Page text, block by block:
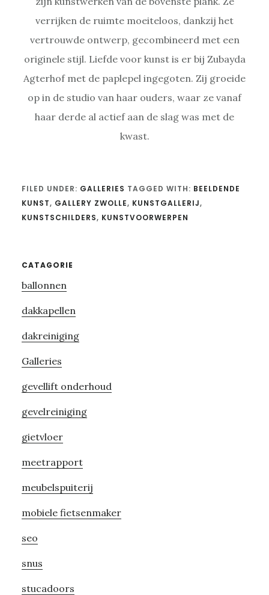
verrijken de ruimte moeiteloos, dankzij het
vertrouwde ontwerp, gecombineerd met een
originele stijl. Liefde voor kunst is er bij Zubayda
Agterhof met de paplepel ingegoten. Zij groeide
op in de studio van haar ouders, waar ze vanaf
haar derde al actief aan de slag was met de
kwast.
FILED UNDER: GALLERIES TAGGED WITH: BEELDENDE
KUNST, GALLERY ZWOLLE, KUNSTGALLERIJ,
KUNSTSCHILDERS, KUNSTVOORWERPEN
Primary
Sidebar
CATAGORIE
ballonnen
dakkapellen
dakreiniging
Galleries
gevellift onderhoud
gevelreiniging
gietvloer
meetrapport
meubelspuiterij
mobiele fietsenmaker
seo
snus
stucadoors